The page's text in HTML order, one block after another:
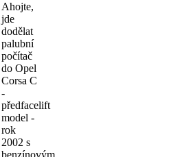
Ahojte,
jde
dodělat
palubní
počítač
do Opel
Corsa C
-
předfacelift
model -
rok
2002 s